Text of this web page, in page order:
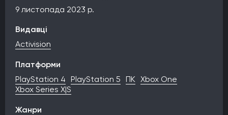
9 листопада 2023 р.
Видавці
Activision
Платформи
PlayStation 4 PlayStation 5 ПК Xbox One
Xbox Series X|S
Жанри